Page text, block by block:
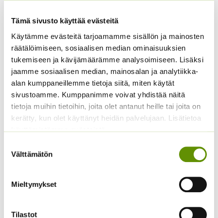
Tämä sivusto käyttää evästeitä
Käytämme evästeitä tarjoamamme sisällön ja mainosten
räätälöimiseen, sosiaalisen median ominaisuuksien
tukemiseen ja kävijämäärämme analysoimiseen. Lisäksi
jaamme sosiaalisen median, mainosalan ja analytiikka-
alan kumppaneillemme tietoja siitä, miten käytät
sivustoamme. Kumppanimme voivat yhdistää näitä
tietoja muihin tietoihin, joita olet antanut heille tai joita on
kerätty, kun olet käyttänyt heidän palvelujaan. Lisätietoa
käyttämistämme evästeistä
valinta
Välttämätön
Mieltymykset
Tilastot
Amppelitomaatti
Tumbling Tom Red
4,70€ – 19,70€Hintaluokka:
4,70 €
-
19,70 €
arvonlisäveron
Juuripersilja Puolipitkä
50 g
13,50€
arvonlisäveron
Lehtisalaatti Lollo